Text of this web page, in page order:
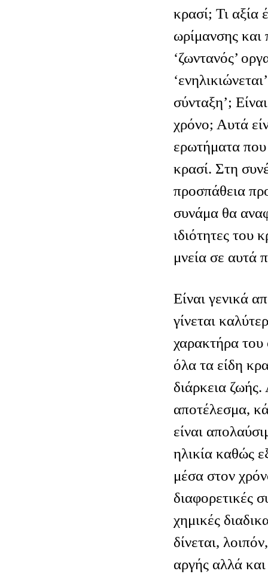
κρασί; Τι αξία
ωρίμανσης και
‘ζωντανός’
σύνταξη’;
χρόνο; Αυτά
ερωτήματα που
κρασί. Στη
προσπάθεια
συνάμα θα
ιδιότητες του
μνεία σε αυτά
Είναι γενικά
γίνεται
χαρακτήρα
όλα τα είδη
διάρκεια
αποτέλεσμα,
είναι
ηλικία καθώς
μέσα στον
διαφορετικές
χημικές
δίνεται,
αργής αλλά